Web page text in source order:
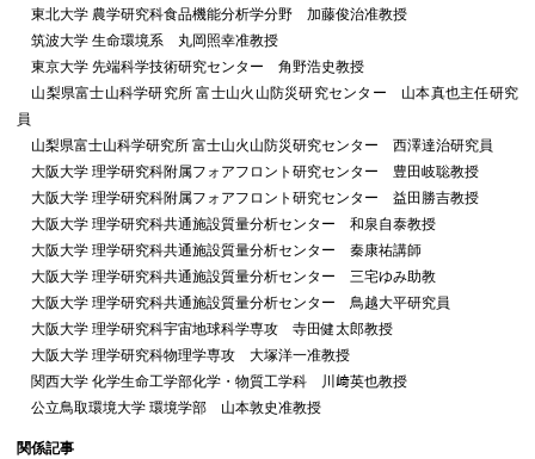
東北大学 農学研究科食品機能分析学分野 加藤俊治准教授
筑波大学 生命環境系 丸岡照幸准教授
東京大学 先端科学技術研究センター 角野浩史教授
山梨県富士山科学研究所 富士山火山防災研究センター 山本真也主任研究
員
山梨県富士山科学研究所 富士山火山防災研究センター 西澤達治研究員
大阪大学 理学研究科附属フォアフロント研究センター 豊田岐聡教授
大阪大学 理学研究科附属フォアフロント研究センター 益田勝吉教授
大阪大学 理学研究科共通施設質量分析センター 和泉自泰教授
大阪大学 理学研究科共通施設質量分析センター 秦康祐講師
大阪大学 理学研究科共通施設質量分析センター 三宅ゆみ助教
大阪大学 理学研究科共通施設質量分析センター 鳥越大平研究員
大阪大学 理学研究科宇宙地球科学専攻 寺⽥健太郎教授
大阪大学 理学研究科物理学専攻 大塚洋一准教授
関西大学 化学生命工学部化学・物質工学科 川﨑英也教授
公立鳥取環境大学 環境学部 山本敦史准教授
関係記事